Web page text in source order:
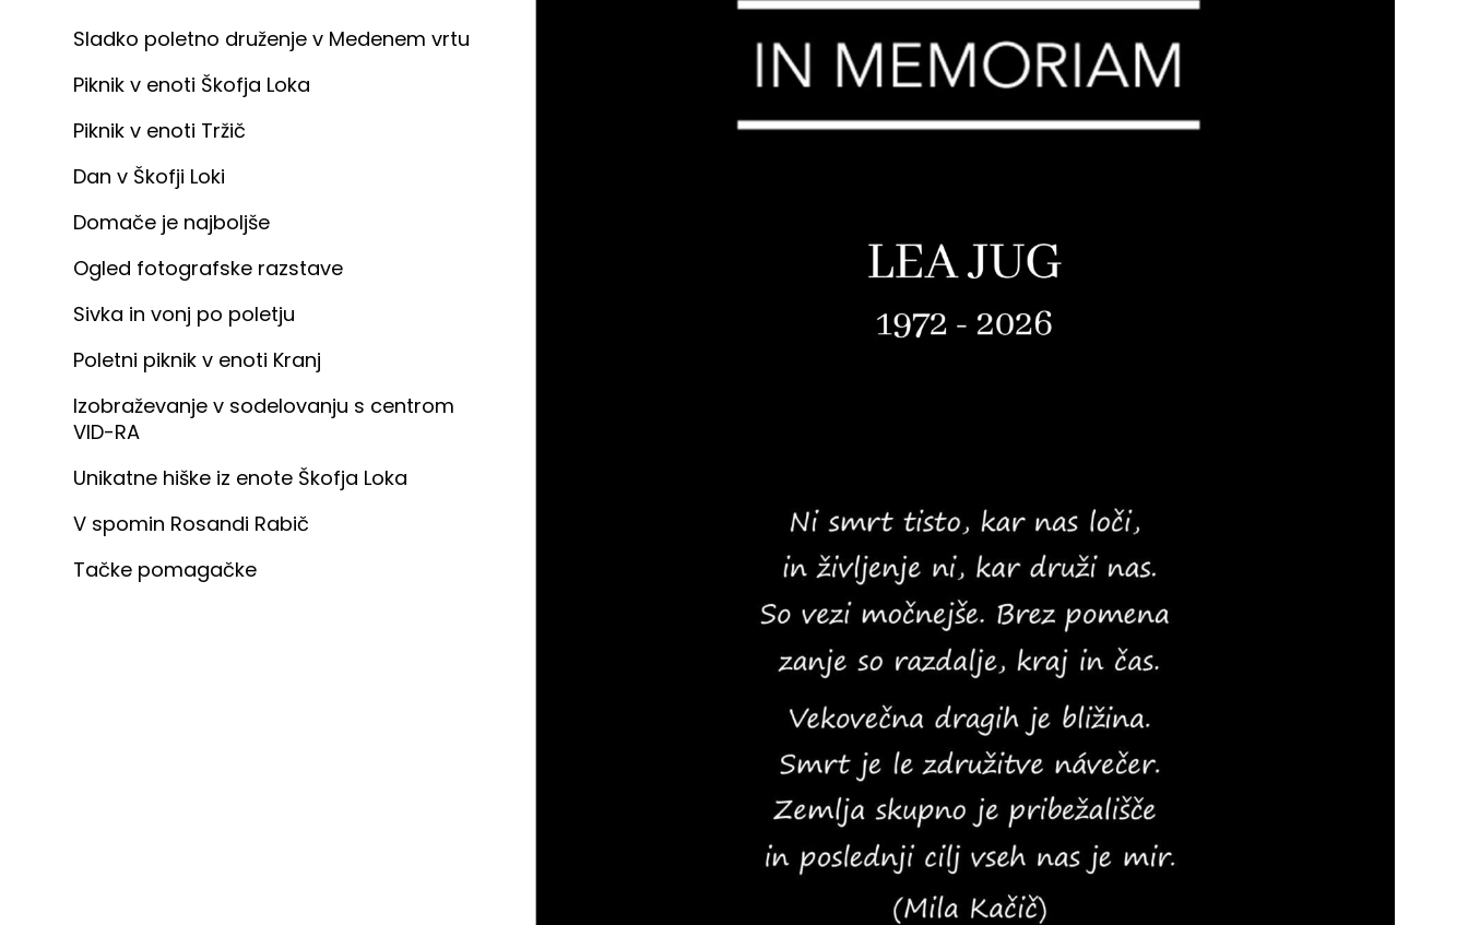
Sladko poletno druženje v Medenem vrtu
Piknik v enoti Škofja Loka
Piknik v enoti Tržič
Dan v Škofji Loki
Domače je najboljše
Ogled fotografske razstave
Sivka in vonj po poletju
Poletni piknik v enoti Kranj
Izobraževanje v sodelovanju s centrom
VID-RA
Unikatne hiške iz enote Škofja Loka
V spomin Rosandi Rabič
Tačke pomagačke